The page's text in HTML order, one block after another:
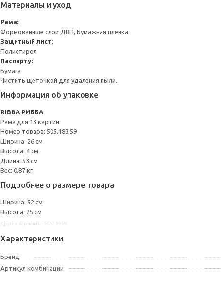
Материалы и уход
Рама:
Формованные слои ДВП, Бумажная пленка
Защитный лист:
Полистирол
Паспарту:
Бумага
Чистить щеточкой для удаления пыли.
Информация об упаковке
RIBBA РИББА
Рама для 13 картин
Номер товара: 505.183.59
Ширина: 26 см
Высота: 4 см
Длина: 53 см
Вес: 0.87 кг
Подробнее о размере товара
Ширина: 52 см
Высота: 25 см
Характеристики
Бренд
Артикул комбинации